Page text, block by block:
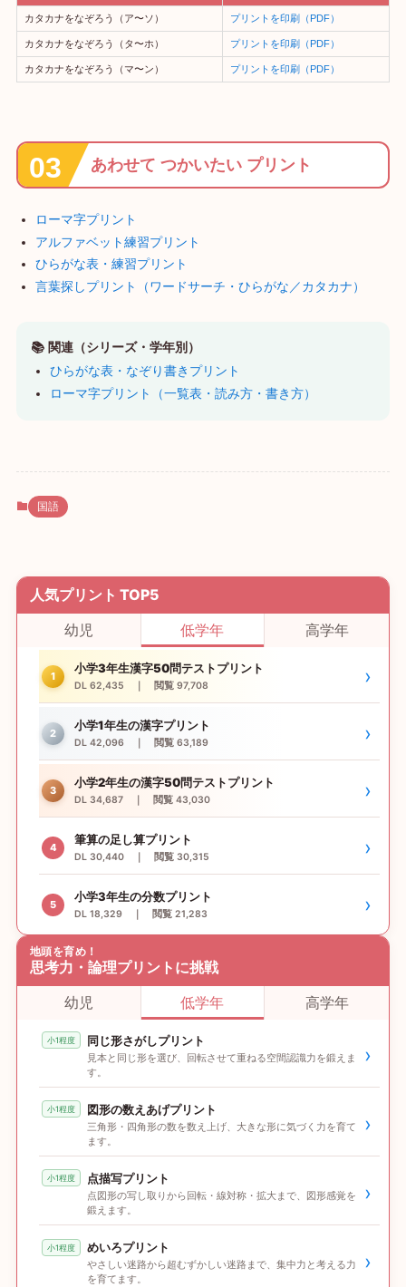
カタカナをなぞろう（ア〜ソ） プリントを印刷（PDF）
カタカナをなぞろう（タ〜ホ） プリントを印刷（PDF）
カタカナをなぞろう（マ〜ン） プリントを印刷（PDF）
あわせて つかいたい プリント
ローマ字プリント
アルファベット練習プリント
ひらがな表・練習プリント
言葉探しプリント（ワードサーチ・ひらがな／カタカナ）
📚 関連（シリーズ・学年別）
ひらがな表・なぞり書きプリント
ローマ字プリント（一覧表・読み方・書き方）
国語
人気プリント TOP5
幼児
低学年 高学年
1
小学3年生漢字50問テストプリント
DL 62,435 ｜ 閲覧 97,708 ›
2
小学1年生の漢字プリント
DL 42,096 ｜ 閲覧 63,189 ›
3
小学2年生の漢字50問テストプリント
DL 34,687 ｜ 閲覧 43,030 ›
4
筆算の足し算プリント
DL 30,440 ｜ 閲覧 30,315 ›
5
小学3年生の分数プリント
DL 18,329 ｜ 閲覧 21,283 ›
地頭を育め！
思考力・論理プリントに挑戦
幼児
低学年 高学年
小1程度 同じ形さがしプリント
見本と同じ形を選び、回転させて重ねる空間認識力を鍛えま
す。
›
小1程度 図形の数えあげプリント
三角形・四角形の数を数え上げ、大きな形に気づく力を育て
ます。
›
小1程度 点描写プリント
点図形の写し取りから回転・線対称・拡大まで、図形感覚を
鍛えます。
›
小1程度 めいろプリント
やさしい迷路から超むずかしい迷路まで、集中力と考える力
を育てます。
›